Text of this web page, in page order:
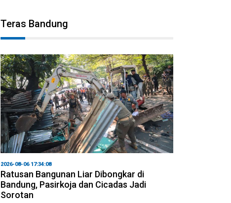
Teras Bandung
2026-08-06 17:34:08
Ratusan Bangunan Liar Dibongkar di
Bandung, Pasirkoja dan Cicadas Jadi
Sorotan